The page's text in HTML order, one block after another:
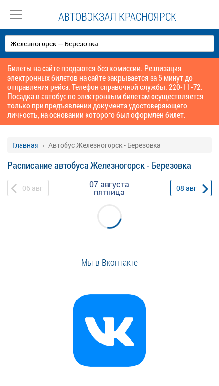
АВТОВОКЗАЛ КРАСНОЯРСК
Билеты на сайте продаются без комиссии. Реализация
электронных билетов на сайте закрывается за 5 минут до
отправления рейса. Телефон справочной службы: 220-11-72.
Посадка в автобус по электронным билетам осуществляется
только при предъявлении документа удостоверяющего
личность, на основании которого был оформлен билет.
Главная Автобус Железногорск - Березовка
Расписание автобуса Железногорск - Березовка
06 авг 07 августа
пятница 08 авг
Мы в Вконтакте